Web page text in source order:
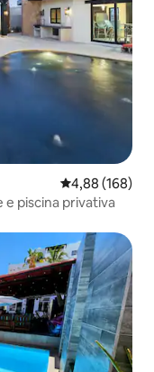
4,88 de uma
4,88 (168)
e piscina privativa